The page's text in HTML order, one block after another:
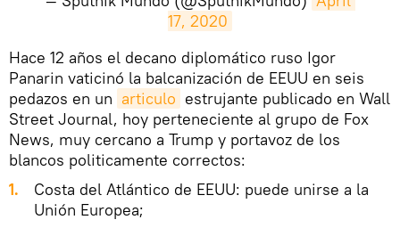
17, 2020
Hace 12 años el decano diplomático ruso Igor
Panarin vaticinó la balcanización de EEUU en seis
pedazos en un articulo estrujante publicado en Wall
Street Journal, hoy perteneciente al grupo de Fox
News, muy cercano a Trump y portavoz de los
blancos politicamente correctos:
Costa del Atlántico de EEUU: puede unirse a la
Unión Europea;